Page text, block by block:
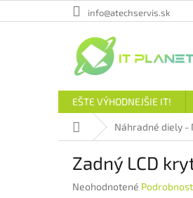
na
info@atechservis.sk
EŠTE VÝHODNEJŠIE IT!
DomovNáhradné diely -
Zadný LCD
Priemerné
Neohodnotené